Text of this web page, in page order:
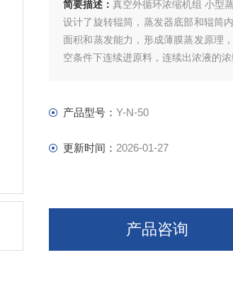
简要描述： 真空外循环浓缩机组 小型
设计了旋转辊筒，蒸发器底部和辊筒
面积和蒸发能力，形成薄膜蒸发原理
空条件下连续进原料，连续出浓液的浓
产品型号： Y-N-50
更新时间： 2026-01-27
产品咨询